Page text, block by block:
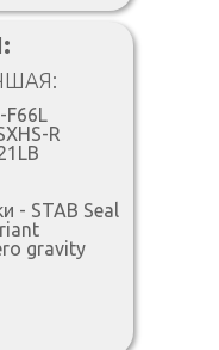
F66L
R
- STAB Seal
gravity